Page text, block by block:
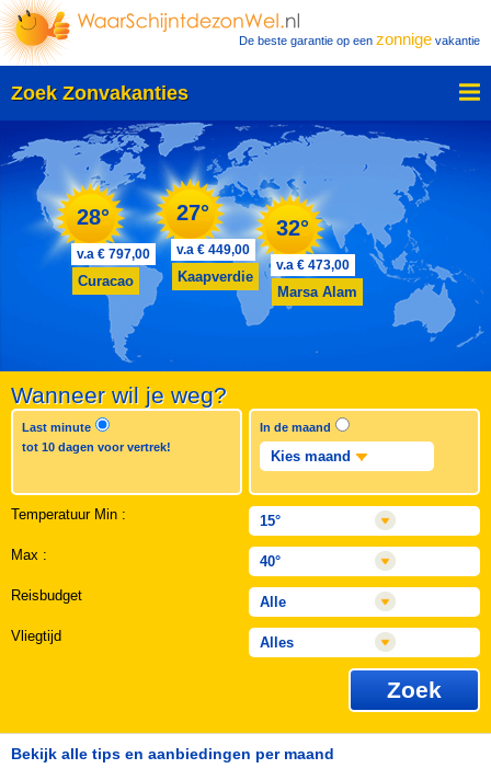
De beste garantie op een zonnige vakantie
Zoek Zonvakanties
32°
v.a € 473,00
Marsa Alam
27°
v.a € 449,00
Kaapverdie
28°
v.a € 797,00
Curacao
Wanneer wil je weg?
Last minute
tot 10 dagen voor vertrek!
In de maand
Temperatuur Min :
Max :
Reisbudget
Vliegtijd
Zoek
Bekijk alle tips en aanbiedingen per maand